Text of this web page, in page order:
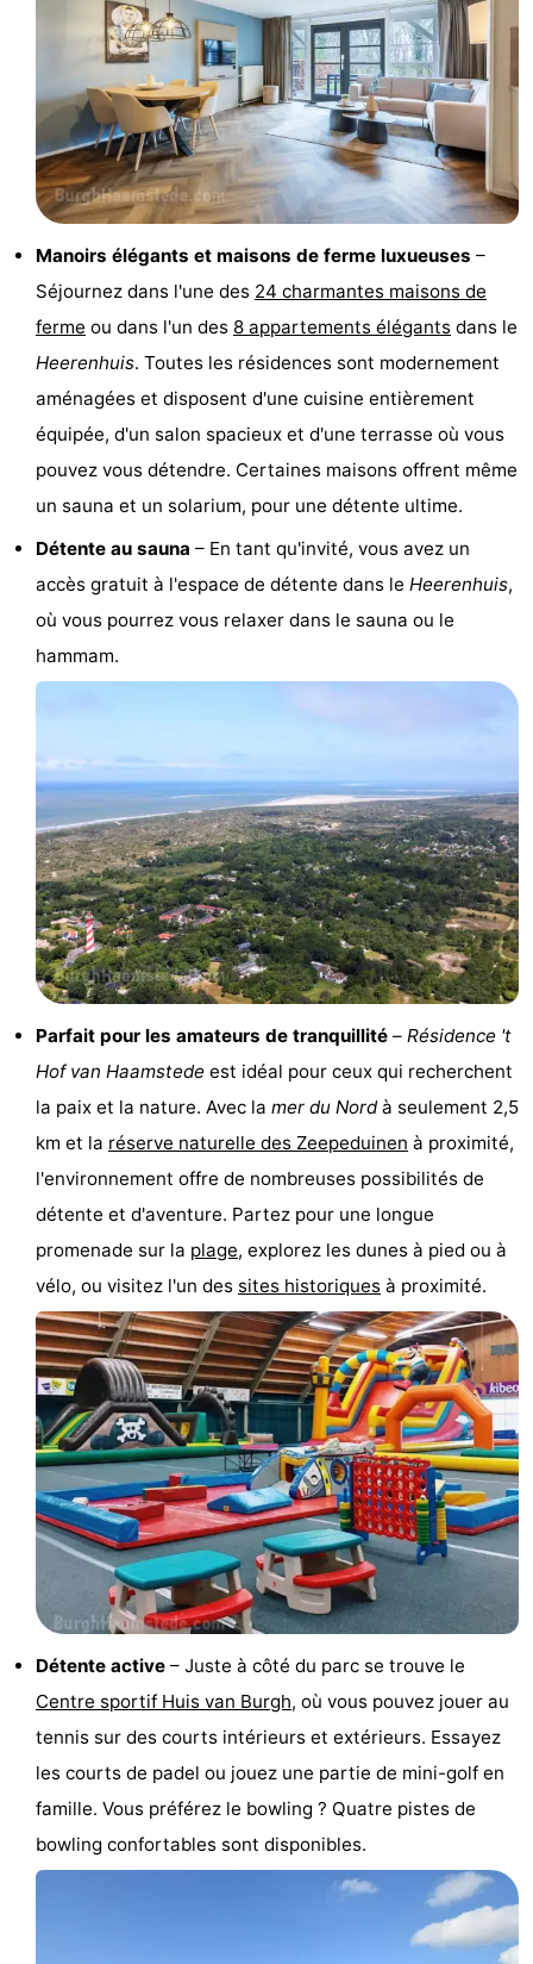
Haamstede
Haert
Wijde
Blick
Zeeland
Kust
Zonnedorp
Hof
Haamstede
Hôtels
Last
minutes
Plages
Voir
et
faire
Lieux
d'intérêt
Musées
Églises
Moulins
Points
de
vue
Attractions
Croisières
Terrains
jeux
-
intérieures
Bowling
Parcours
mini-
golf
Centres
bien-
être
Villages
villes
Nature
Visites
guidées
Sports
Piscines
Randonnée
Terrains
golf
Peche
Manoirs élégants et maisons de ferme luxueuses –
Séjournez dans l'une des 24 charmantes maisons de
ferme ou dans l'un des 8 appartements élégants dans le
Heerenhuis. Toutes les résidences sont modernement
aménagées et disposent d'une cuisine entièrement
équipée, d'un salon spacieux et d'une terrasse où vous
pouvez vous détendre. Certaines maisons offrent même
un sauna et un solarium, pour une détente ultime.
Détente au sauna – En tant qu'invité, vous avez un
accès gratuit à l'espace de détente dans le Heerenhuis,
où vous pourrez vous relaxer dans le sauna ou le
hammam.
Parfait pour les amateurs de tranquillité – Résidence 't
Hof van Haamstede est idéal pour ceux qui recherchent
la paix et la nature. Avec la mer du Nordà seulement 2,5
km et la réserve naturelle des Zeepeduinen à proximité,
l'environnement offre de nombreuses possibilités de
détente et d'aventure. Partez pour une longue
promenade sur la plage, explorez les dunes à pied ou à
vélo, ou visitez l'un des sites historiques à proximité.
Détente active – Juste à côté du parc se trouve le
Centre sportif Huis van Burgh, où vous pouvez jouer au
tennis sur des courts intérieurs et extérieurs. Essayez
les courts de padel ou jouez une partie de mini-golf en
famille. Vous préférez le bowling ? Quatre pistes de
bowling confortables sont disponibles.